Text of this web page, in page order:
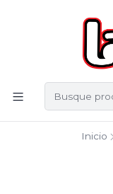
Inicio